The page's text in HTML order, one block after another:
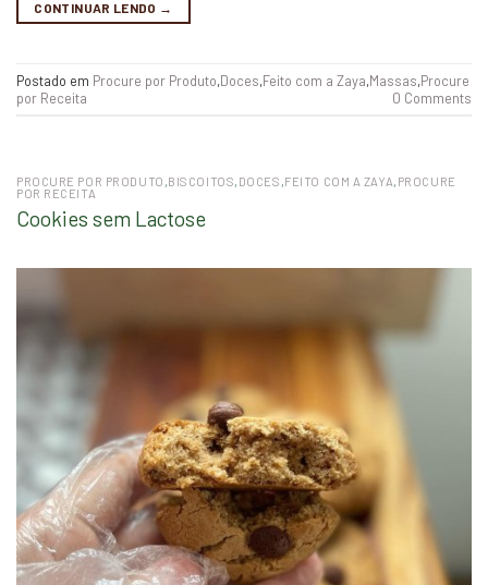
CONTINUAR LENDO →
Postado em Procure por Produto,Doces,Feito com a Zaya,Massas,Procure
por Receita
0 Comments
PROCURE POR PRODUTO ,BISCOITOS, DOCES ,FEITO COM A ZAYA, PROCURE
POR RECEITA
Cookies sem Lactose